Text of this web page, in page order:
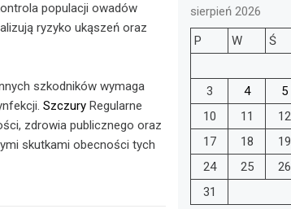
populacji owadów
ryzyko ukąszeń oraz
szkodników wymaga
Szczury Regularne
zdrowia publicznego oraz
skutkami obecności tych
sierpień 2026
P
W Ś
3
4 5
10
11 12
17
18 19
24
25 26
31